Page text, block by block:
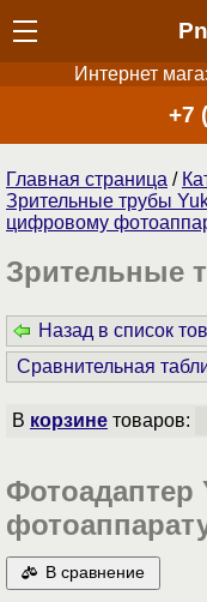
Интернет
+7
Главная страница /
Зрительные трубы
цифровому
Зрительные
Назад в список
Сравнительная
В корзинетоваров:
В сравнение